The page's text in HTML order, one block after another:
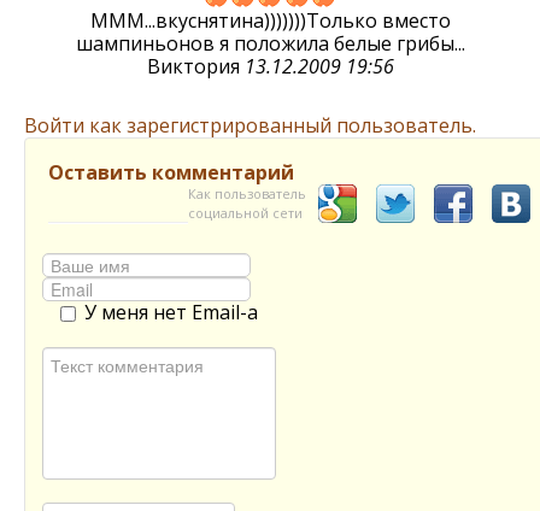
МММ...вкуснятина)))))))Только вместо
шампиньонов я положила белые грибы...
Виктория 13.12.2009 19:56
Войти как зарегистрированный пользователь.
Оставить комментарий
Как пользователь
социальной сети
У меня нет Email-а